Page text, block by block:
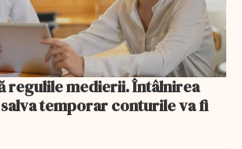
regulile medierii. Întâlnirea
temporar conturile va fi